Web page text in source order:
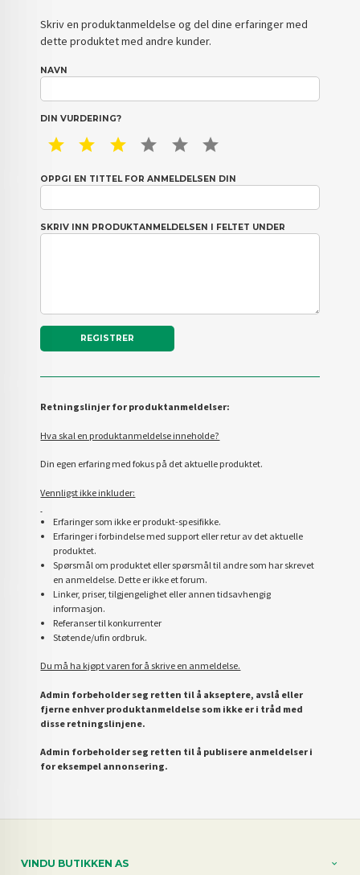
Skriv en produktanmeldelse og del dine erfaringer med
dette produktet med andre kunder.
NAVN
DIN VURDERING?
1 STAR2 STAR3 STAR4 STAR5 STAR
OPPGI EN TITTEL FOR ANMELDELSEN DIN
SKRIV INN PRODUKTANMELDELSEN I FELTET UNDER
Retningslinjer for produktanmeldelser:
Hva skal en produktanmeldelse inneholde?
Din egen erfaring med fokus på det aktuelle produktet.
Vennligst ikke inkluder:
Erfaringer som ikke er produkt-spesifikke.
Erfaringer i forbindelse med support eller retur av det aktuelle
produktet.
Spørsmål om produktet eller spørsmål til andre som har skrevet
en anmeldelse. Dette er ikke et forum.
Linker, priser, tilgjengelighet eller annen tidsavhengig
informasjon.
Referanser til konkurrenter
Støtende/ufin ordbruk.
Du må ha kjøpt varen for å skrive en anmeldelse.
Admin forbeholder seg retten til å akseptere, avslå eller
fjerne enhver produktanmeldelse som ikke er i tråd med
disse retningslinjene.
Admin forbeholder seg retten til å publisere anmeldelser i
for eksempel annonsering.
VINDU BUTIKKEN AS